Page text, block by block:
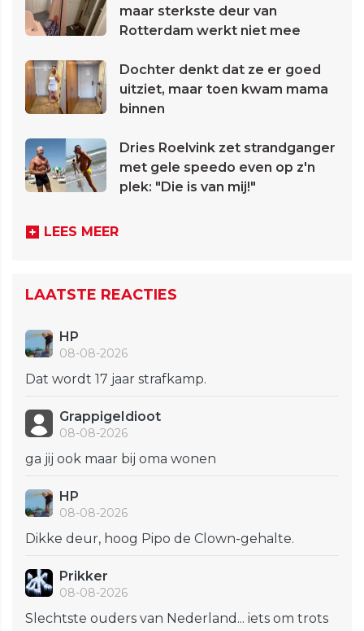
maar sterkste deur van
Rotterdam werkt niet mee
Dochter denkt dat ze er goed
uitziet, maar toen kwam mama
binnen
Dries Roelvink zet strandganger
met gele speedo even op z'n
plek: "Die is van mij!"
LEES MEER
LAATSTE REACTIES
HP
08-08-2026
Dat wordt 17 jaar strafkamp.
GrappigeIdioot
08-08-2026
ga jij ook maar bij oma wonen
HP
08-08-2026
Dikke deur, hoog Pipo de Clown-gehalte.
Prikker
08-08-2026
Slechtste ouders van Nederland... iets om trots